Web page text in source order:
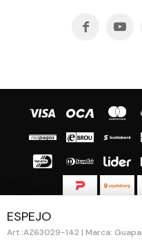
ESPEJO
AZ63029-142 | Marca: Guapa
 
© Copyright 2026 / Guapa - Paprika